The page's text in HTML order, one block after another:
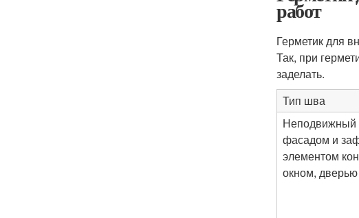
работ
Герметик для
Так, при
заделать.
Тип шва
фасадом и
элементом
окном, дверью